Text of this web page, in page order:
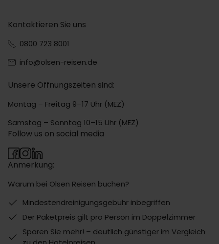
Kontaktieren Sie uns
0800 723 8001
info@olsen-reisen.de
Unsere Öffnungszeiten sind:
Montag – Freitag 9–17 Uhr (MEZ)
Samstag – Sonntag 10–15 Uhr (MEZ)
Anmerkung:
Warum bei Olsen Reisen buchen?
Mindestendreinigungsgebühr inbegriffen
Der Paketpreis gilt pro Person im Doppelzimmer
Sparen Sie mehr! – deutlich günstiger im Vergleich
Follow us on social media